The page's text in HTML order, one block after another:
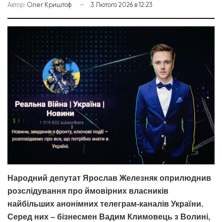
Автор: Олег Криштоф 3 Лютого 2026 в 12:23
Народний депутат Ярослав Железняк оприлюднив
розслідування про ймовірних власників
найбільших анонімних телеграм-каналів України.
Серед них – бізнесмен Вадим Климовець з Волині,